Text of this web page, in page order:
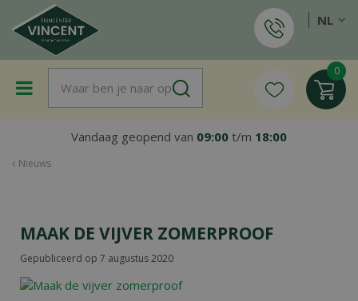
a
Nieuws
Vandaag geopend van 09:00 t/m 18:00
NL
MAAK DE VIJVER ZOMERPROOF
Gepubliceerd op 7 augustus 2020